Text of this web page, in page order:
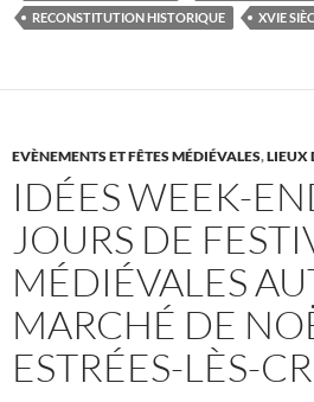
RECONSTITUTION HISTORIQUE
XVIE
EVÈNEMENTS ET FÊTES MÉDIÉVALES,LIEUX
IDÉES WEEK-
JOURS DE
MÉDIÉVALES
MARCHÉ DE
ESTRÉES-LÈS-